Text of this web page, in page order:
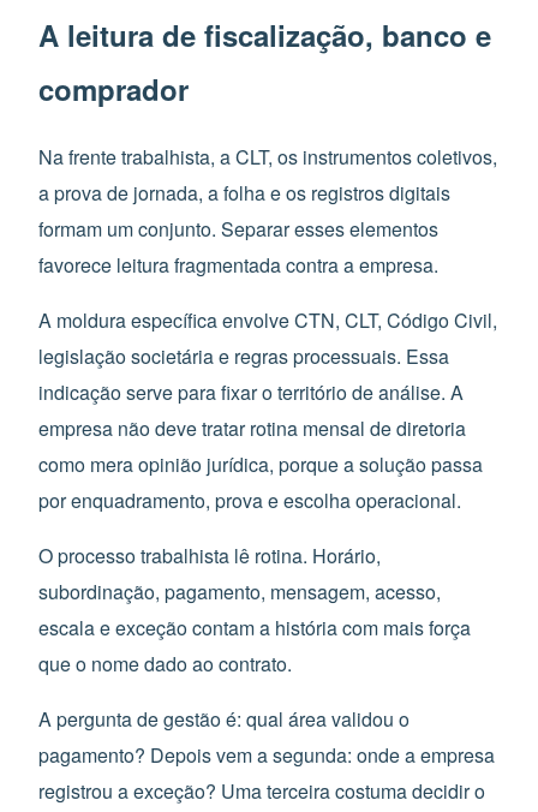
A leitura de fiscalização, banco e
comprador
Na frente trabalhista, a CLT, os instrumentos coletivos,
a prova de jornada, a folha e os registros digitais
formam um conjunto. Separar esses elementos
favorece leitura fragmentada contra a empresa.
A moldura específica envolve CTN, CLT, Código Civil,
legislação societária e regras processuais. Essa
indicação serve para fixar o território de análise. A
empresa não deve tratar rotina mensal de diretoria
como mera opinião jurídica, porque a solução passa
por enquadramento, prova e escolha operacional.
O processo trabalhista lê rotina. Horário,
subordinação, pagamento, mensagem, acesso,
escala e exceção contam a história com mais força
que o nome dado ao contrato.
A pergunta de gestão é: qual área validou o
pagamento? Depois vem a segunda: onde a empresa
registrou a exceção? Uma terceira costuma decidir o